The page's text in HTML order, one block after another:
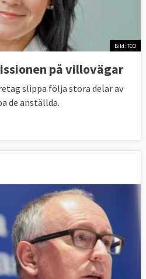
Bild: TCO
på villovägar
slippa följa stora delar av
de anställda.